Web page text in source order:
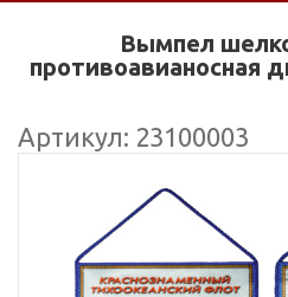
Вымпел
противоавианосная
Артикул: 23100003